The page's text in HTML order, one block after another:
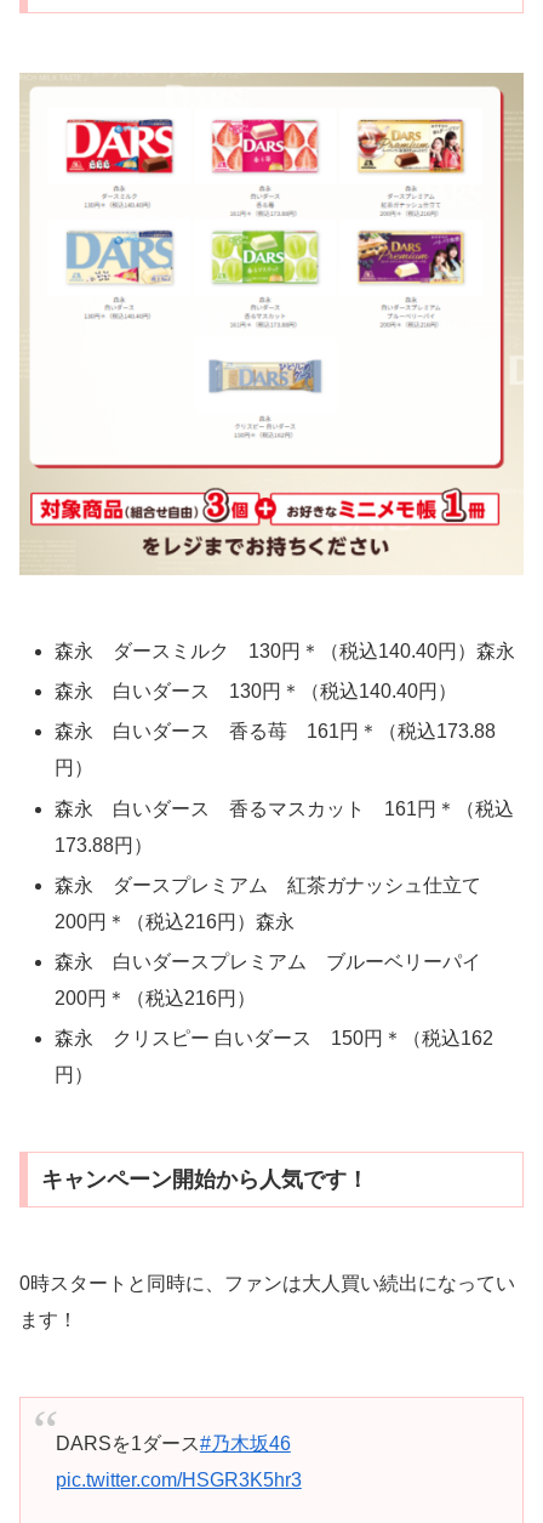
森永 ダースミルク 130円＊（税込140.40円）森永
森永 白いダース 130円＊（税込140.40円）
森永 白いダース 香る苺 161円＊（税込173.88
円）
森永 白いダース 香るマスカット 161円＊（税込
173.88円）
森永 ダースプレミアム 紅茶ガナッシュ仕立て
200円＊（税込216円）森永
森永 白いダースプレミアム ブルーベリーパイ
200円＊（税込216円）
森永 クリスピー 白いダース 150円＊（税込162
円）
キャンペーン開始から人気です！
0時スタートと同時に、ファンは大人買い続出になってい
ます！
DARSを1ダース#乃木坂46
pic.twitter.com/HSGR3K5hr3